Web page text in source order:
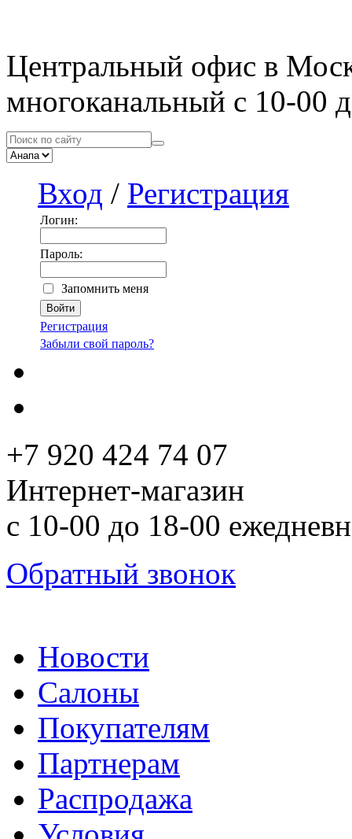
Центральный офис в
многоканальный с 10-00
Вход / Регистрация
Логин:
Пароль:
Запомнить меня
Регистрация
Забыли свой пароль?
+7 920 424 74 07
Интернет-магазин
с 10-00 до 18-00
Обратный звонок
Новости
Салоны
Покупателям
Партнерам
Распродажа